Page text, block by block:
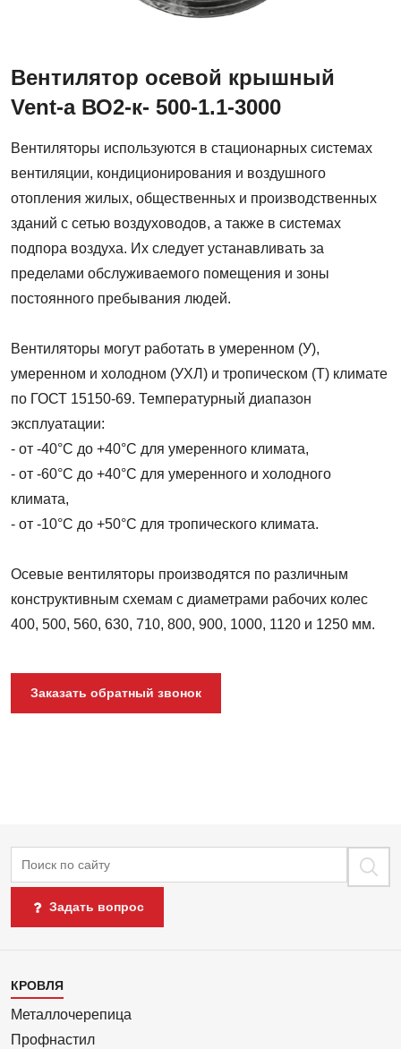
Вентилятор осевой крышный
Vent-a ВО2-к- 500-1.1-3000
Вентиляторы используются в стационарных системах
вентиляции, кондиционирования и воздушного
отопления жилых, общественных и производственных
зданий с сетью воздуховодов, а также в системах
подпора воздуха. Их следует устанавливать за
пределами обслуживаемого помещения и зоны
постоянного пребывания людей.
Вентиляторы могут работать в умеренном (У),
умеренном и холодном (УХЛ) и тропическом (Т) климате
по ГОСТ 15150-69. Температурный диапазон
эксплуатации:
- от -40°С до +40°С для умеренного климата,
- от -60°С до +40°С для умеренного и холодного
климата,
- от -10°С до +50°С для тропического климата.
Осевые вентиляторы производятся по различным
конструктивным схемам с диаметрами рабочих колес
400, 500, 560, 630, 710, 800, 900, 1000, 1120 и 1250 мм.
Заказать обратный звонок
Поиск
Задать вопрос
Каталог
1
КРОВЛЯ
Металлочерепица
Профнастил